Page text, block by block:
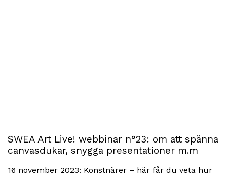
SWEA Art Live! webbinar n°23: om att spänna
canvasdukar, snygga presentationer m.m
16 november 2023: Konstnärer – här får du veta hur